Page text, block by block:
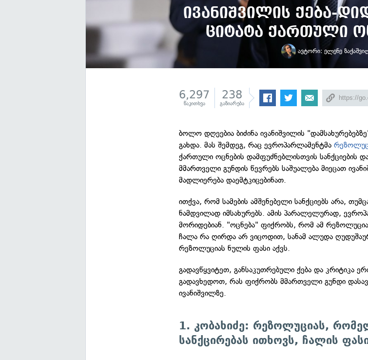
ივანიშვილის ქება-
ციტატა ქართული
ავტორი: ელენე
6,297
წაკითხვა
238
გაზიარება
ბოლო დღეებია ბიძინა ივანიშვილის
გახდა. მას შემდეგ, რაც ევროპარლამენტმა
ქართული ოცნების დამფუძნებლისთვის სანქციების
მმართველი გუნდის წევრებს საშუალება მიეცათ
მადლიერება დაემტკიცებინათ.
ითქვა, რომ სამების ამშენებელი სანქციებს არა,
ნამდვილად იმსახურებს. ამის პარალელურად,
მორიდებიან. "ოცნება" ფიქრობს, რომ ამ
ჩალა რა ღირდა არ ვიცოდით, სანამ ალუდა
რეზოლუციას ნულის ფასი აქვს.
გადავწყვიტეთ, განსაკუთრებული ქება და კრიტიკა
გადავხედოთ, რას ფიქრობს მმართველი გუნდი
ივანიშვილზე.
1. კობახიძე: რეზოლუციას,
სანქცირებას ითხოვს, ჩალის